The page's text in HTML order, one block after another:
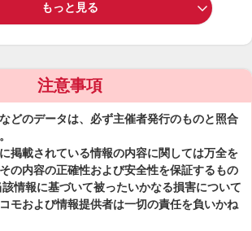
もっと見る
注意事項
どのデータは、必ず主催者発行のものと照合
掲載されている情報の内容に関しては万全を
の内容の正確性および安全性を保証するもの
情報に基づいて被ったいかなる損害について
モおよび情報提供者は一切の責任を負いかね